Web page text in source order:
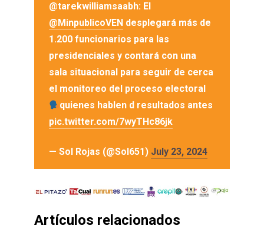
@tarekwilliamsaabh: El
@MinpublicoVEN desplegará más de
1.200 funcionarios para las
presidenciales y contará con una
sala situacional para seguir de cerca
el monitoreo del proceso electoral
quienes hablen d resultados antes
pic.twitter.com/7wyTHc86jk
— Sol Rojas (@Sol651) July 23, 2024
Artículos relacionados